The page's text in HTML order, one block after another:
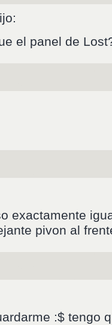
el panel de
exactamente
pivon al
:$ tengo